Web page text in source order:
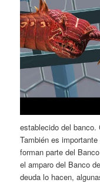
establecido del banco.
También es
forman parte del
el amparo del Banco
deuda lo hacen,